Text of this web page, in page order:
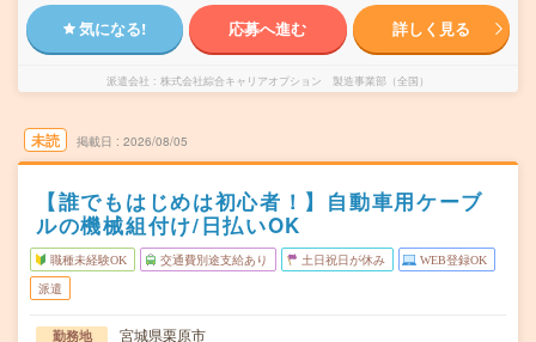
気になる! 応募へ進む 詳しく見る
派遣会社 株式会社綜合キャリアオプション 製造事業部（全国）
未読 掲載日 2026/08/05
【誰でもはじめは初心者！】自動車用ケーブ
ルの機械組付け/日払いOK
職種未経験OK 交通費別途支給あり 土日祝日が休み WEB登録OK
派遣
勤務地 宮城県栗原市